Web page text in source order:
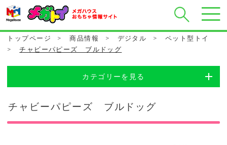
トップページ > 商品情報 > デジタル >
ペット型トイ
>
チャビーパピーズ ブルドッグ
カテゴリーを見る
チャビーパピーズ ブルドッグ